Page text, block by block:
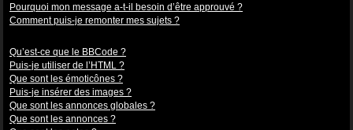
Pourquoi mon message a-t-il besoin d’être approuvé ?
Comment puis-je remonter mes sujets ?
Qu’est-ce que le BBCode ?
Puis-je utiliser de l’HTML ?
Que sont les émoticônes ?
Puis-je insérer des images ?
Que sont les annonces globales ?
Que sont les annonces ?